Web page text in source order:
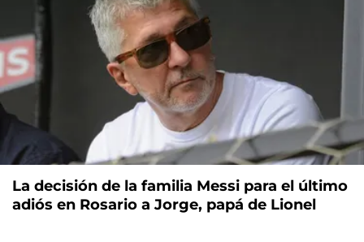
La decisión de la familia Messi para el último
adiós en Rosario a Jorge, papá de Lionel